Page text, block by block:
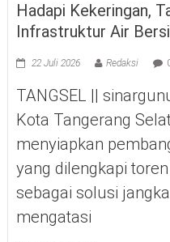
Hadapi Kekeringan,
Infrastruktur Air
22 Juli 2026 Redaksi
TANGSEL ||
Kota Tangerang
menyiapkan
yang dilengkapi
sebagai solusi
mengatasi